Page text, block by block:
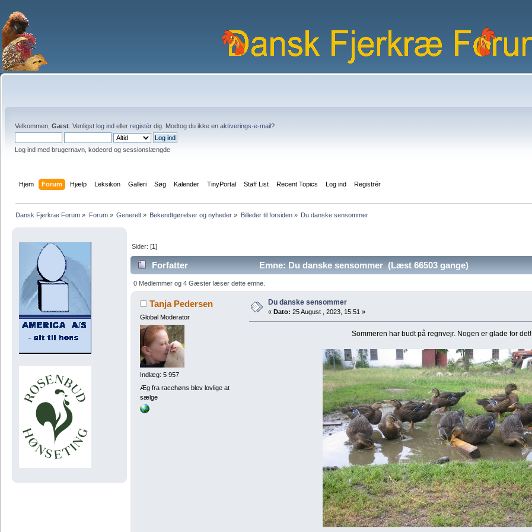
Velkommen, Gæst . Venligst log ind eller registér dig. Modtog du ikke en aktiverings-e-mail?
Log ind med brugernavn, kodeord og sessionslængde
Hjem Forum Hjælp Leksikon Galleri Søg Kalender TinyPortal Staff List Recent Topics Log ind Registrér
Dansk Fjerkræ Forum » Forum» Generelt» Bekendtgørelser og nyheder » Billeder til forsiden» Du danske sensommer
Sider: [1]
Forfatter Emne: Du danske sensommer (Læst 66503 gange)
0 Medlemmer og 4 Gæster læser dette emne.
Tanja Pedersen
Global Moderator
Indlæg: 5 957
Æg fra racehøns blev lovlige at
sælge
Du danske sensommer
« Dato: 25 August , 2023, 15:51 »
Sommeren har budt på regnvejr. Nogen er glade for det!